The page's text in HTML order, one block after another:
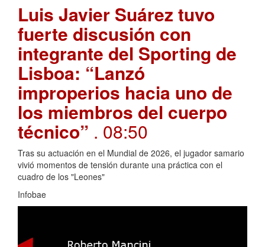
Luis Javier Suárez tuvo
fuerte discusión con
integrante del Sporting de
Lisboa: “Lanzó
improperios hacia uno de
los miembros del cuerpo
técnico” . 08:50
Tras su actuación en el Mundial de 2026, el jugador samario
vivió momentos de tensión durante una práctica con el
cuadro de los "Leones"
Infobae